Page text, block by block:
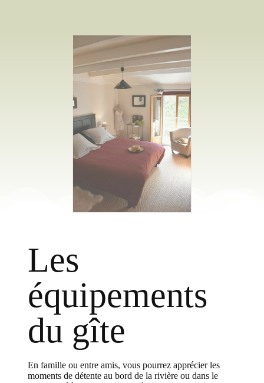
Les
équipements
du gîte
En famille ou entre amis, vous pourrez apprécier les
moments de détente au bord de la rivière ou dans le